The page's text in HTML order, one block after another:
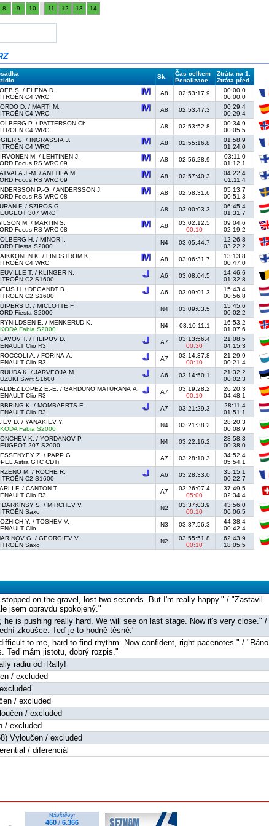
8 9 10 11 12 13 14
Sk.
Čas celkem
Penalizace
Ztráta na 1.
Ztráta před.
S. / ELENA D.
C4 WRC
A8 02:53:17.9
00:00.0
00:00.0
D. / MARTÍ M.
C4 WRC
A8 02:53:47.3
00:29.4
00:29.4
P. / PATTERSON Ch.
C4 WRC
A8 02:53:52.8
00:34.9
00:05.5
S. / INGRASSIA J.
C4 WRC
A8 02:55:16.8
01:58.9
01:24.0
M. / LEHTINEN J.
Focus RS WRC 09
A8 02:56:28.9
03:11.0
01:12.1
J.-M. / ANTTILA M.
Focus RS WRC 09
A8 02:57:40.3
04:22.4
01:11.4
P.-G. / ANDERSSON J.
Focus RS WRC 08
A8 02:58:31.6
05:13.7
00:51.3
F. / SZIROS G.
307 WRC
A8 03:00:03.3
06:45.4
01:31.7
M. / MARTIN S.
Focus RS WRC 08
A8
03:02:12.5
00:10
09:04.6
02:19.2
H. / MINOR I.
Fiesta S2000
N4 03:05:44.7
12:26.8
03:22.2
K. / LINDSTRÖM K.
C4 WRC
A8 03:06:31.7
13:13.8
00:47.0
T. / KLINGER N.
C2 S1600
A6 03:08:04.5
14:46.6
01:32.8
H. / DEGANDT B.
C2 S1600
A6 03:09:01.3
15:43.4
00:56.8
D. / MICLOTTE F.
Fiesta S2000
N4 03:09:03.5
15:45.6
00:02.2
E. / MENKERUD K.
Fabia S2000
N4 03:10:11.1
16:53.2
01:07.6
T. / FILIPOV D.
Clio R3
A7
03:13:56.4
00:30
21:08.5
04:15.3
A. / FORINA A.
Clio R3
A7
03:14:37.8
00:10
21:29.9
00:21.4
K. / JARVEOJA M.
Swift S1600
A6 03:14:50.1
21:32.2
00:02.3
LOPEZ E.-E. / GARDUNO MATURANA A.
Clio R3
A7
03:19:28.2
00:10
26:20.3
04:48.1
K. / MOMBAERTS E.
Clio R3
A7 03:21:29.3
28:11.4
01:51.1
D. / YANAKIEV Y.
Fabia S2000
N4 03:21:38.2
28:20.3
00:08.9
K. / YORDANOV P.
207 S2000
N4 03:22:16.2
28:58.3
00:38.0
Z. / PAPP G.
Astra GTC CDTi
A7 03:28:10.3
34:52.4
05:54.1
M. / ROCHE R.
C2 S1600
A6 03:28:33.0
35:15.1
00:22.7
F. / CANTON T.
Clio R3
A7
03:26:07.4
05:00
37:49.5
02:34.4
S. / MIRCHEV V.
Saxo
N2
03:37:03.9
00:10
43:56.0
06:06.5
Y. / TOSHEV V.
Clio
N3 03:37:56.3
44:38.4
00:42.4
G. / GEORGIEV V.
Saxo
N2
03:55:51.8
00:10
62:43.9
18:05.5
on the gravel, lost two seconds. But I'm really happy." / "Zastavil
jsem opravdu spokojený."
he is pushing really hard. We will see on last stage. Now it's very close." /
zkoušce. Teď je to hodně těsné."
to me, hard to find rhythm. Now confident, right pacenotes." / "Ráno
Teď mám jistotu, dobrý rozpis."
radiu od iRally!
/ excluded
/ excluded
/ excluded
/ excluded
Vyloučen / excluded
/ diferenciál
Návštěvy:
460 /6.366